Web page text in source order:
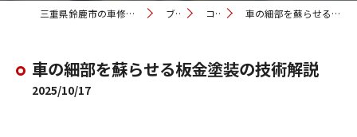
三重県鈴鹿市の車修理ならK2ファクトリー ブログ コラム 車の細部を蘇らせる板金塗装の技術解説
車の細部を蘇らせる板金塗装の技術解説
2025/10/17